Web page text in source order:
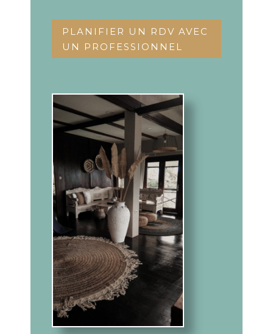
PLANIFIER UN RDV AVEC
UN PROFESSIONNEL